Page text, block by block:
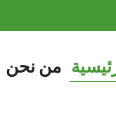
من نحن